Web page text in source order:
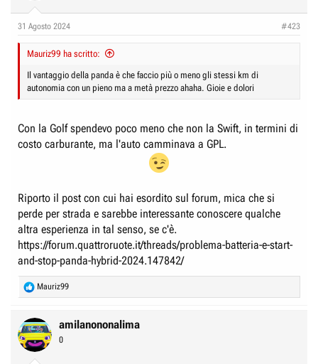
s
31 Agosto 2024 #423
Mauriz99 ha scritto:
Il vantaggio della panda è che faccio più o meno gli stessi km di
autonomia con un pieno ma a metà prezzo ahaha. Gioie e dolori
Con la Golf spendevo poco meno che non la Swift, in termini di
costo carburante, ma l'auto camminava a GPL.
Riporto il post con cui hai esordito sul forum, mica che si
perde per strada e sarebbe interessante conoscere qualche
altra esperienza in tal senso, se c'è.
https://forum.quattroruote.it/threads/problema-batteria-e-start-
and-stop-panda-hybrid-2024.147842/
R
e
c
t
i
Mauriz99
amilanononalima
0